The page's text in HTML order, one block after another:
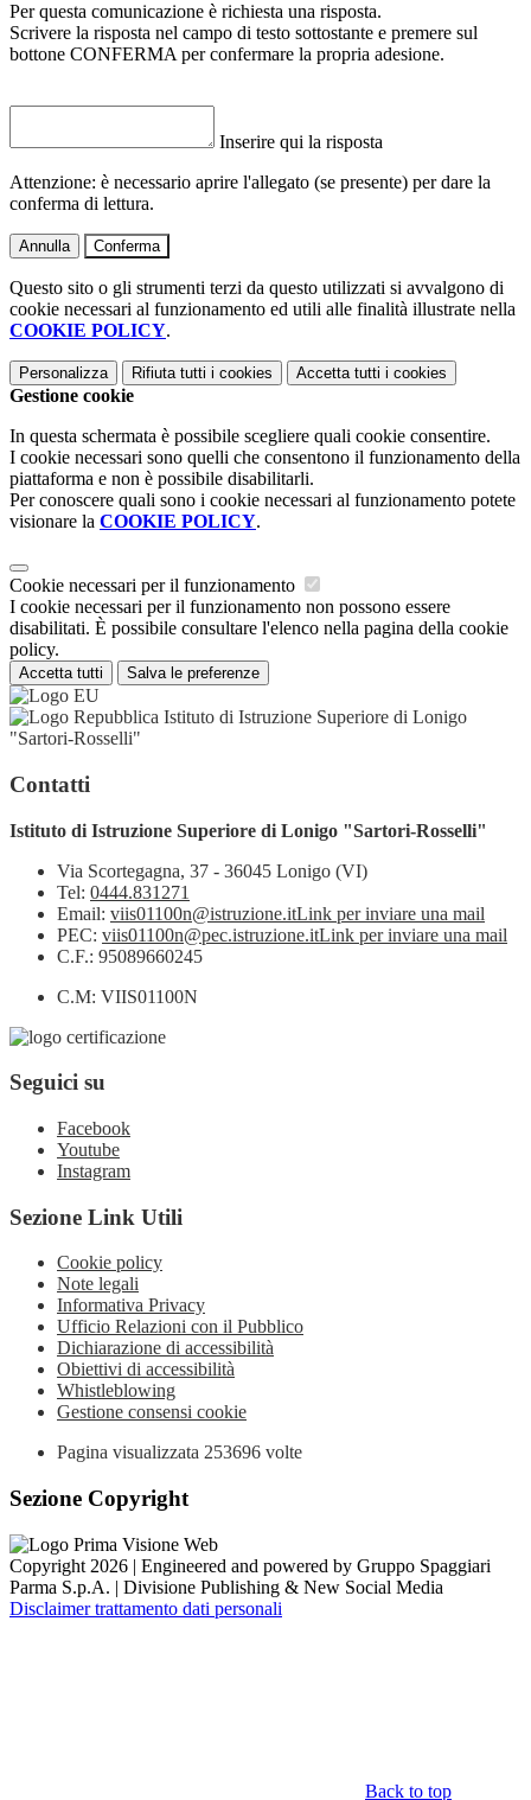
Per questa comunicazione è richiesta una risposta.
Scrivere la risposta nel campo di testo sottostante e premere sul
bottone CONFERMA per confermare la propria adesione.
Inserire qui la risposta
Attenzione: è necessario aprire l'allegato (se presente) per dare la
conferma di lettura.
Annulla Conferma
Questo sito o gli strumenti terzi da questo utilizzati si avvalgono di
cookie necessari al funzionamento ed utili alle finalità illustrate nella
COOKIE POLICY.
Personalizza Rifiuta tutti i cookies Accetta tutti i cookies
Gestione cookie
In questa schermata è possibile scegliere quali cookie consentire.
I cookie necessari sono quelli che consentono il funzionamento della
piattaforma e non è possibile disabilitarli.
Per conoscere quali sono i cookie necessari al funzionamento potete
visionare la COOKIE POLICY.
Cookie necessari per il funzionamento
I cookie necessari per il funzionamento non possono essere
disabilitati. È possibile consultare l'elenco nella pagina della cookie
policy.
Accetta tutti Salva le preferenze
Istituto di Istruzione Superiore di Lonigo
"Sartori-Rosselli"
Contatti
Istituto di Istruzione Superiore di Lonigo "Sartori-Rosselli"
Via Scortegagna, 37 - 36045 Lonigo (VI)
Tel: 0444.831271
Email: viis01100n@istruzione.itLink per inviare una mail
PEC: viis01100n@pec.istruzione.itLink per inviare una mail
C.F.: 95089660245
C.M: VIIS01100N
Seguici su
Facebook
Youtube
Instagram
Sezione Link Utili
Cookie policy
Note legali
Informativa Privacy
Ufficio Relazioni con il Pubblico
Dichiarazione di accessibilità
Obiettivi di accessibilità
Whistleblowing
Gestione consensi cookie
Pagina visualizzata 253696 volte
Sezione Copyright
Copyright 2026 | Engineered and powered by Gruppo Spaggiari
Parma S.p.A. | Divisione Publishing & New Social Media
Disclaimer trattamento dati personali
Back to top